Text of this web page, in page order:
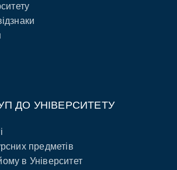
ДО УНІВЕРСИТЕТУ
предметів
в Університет